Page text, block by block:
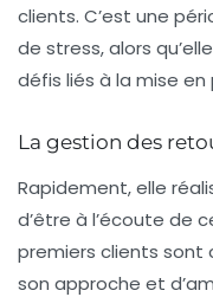
clients. C’est une
de stress, alors
défis liés à la mise
La gestion des
Rapidement, elle
d’être à l’écoute de
premiers clients sont
son approche et